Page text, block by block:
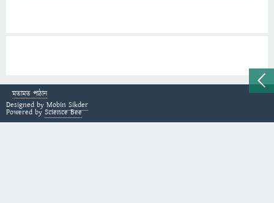
মতামত পাঠান
Designed by Mobin Sikder
Powered by Science Bee